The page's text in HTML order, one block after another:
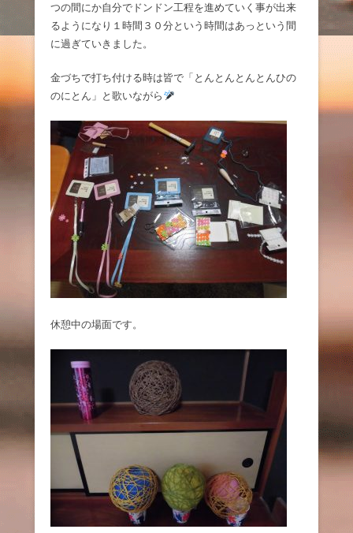
つの間にか自分でドンドン工程を進めていく事が出来
るようになり１時間３０分という時間はあっという間
に過ぎていきました。
金づちで打ち付ける時は皆で「とんとんとんとんひの
のにとん」と歌いながら
休憩中の場面です。